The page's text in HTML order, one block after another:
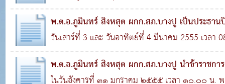
ทักษะในการต่อสู้ป้องกันตัวและจ..
พ.ต.อ.ภูมินทร์ สิงหสุต ผกก.สภ.บางปู เป็นประธา
2,894
วันเสาร์ที่ 3 และ วันอาทิตย์ที่ 4 มีนาคม 2555 เวลา
พ.ต.อ.ภูมินทร์สิงหสุต ผกก...
พ.ต.อ.ภูมินทร์ สิงหสุต ผกก.สภ.บางปู นำข้าราชกา
0 2,229
ในวันอังคารที่ ๓๑ มกราคม ๒๕๕๕ เวลา ๑๐.๐๐ น.